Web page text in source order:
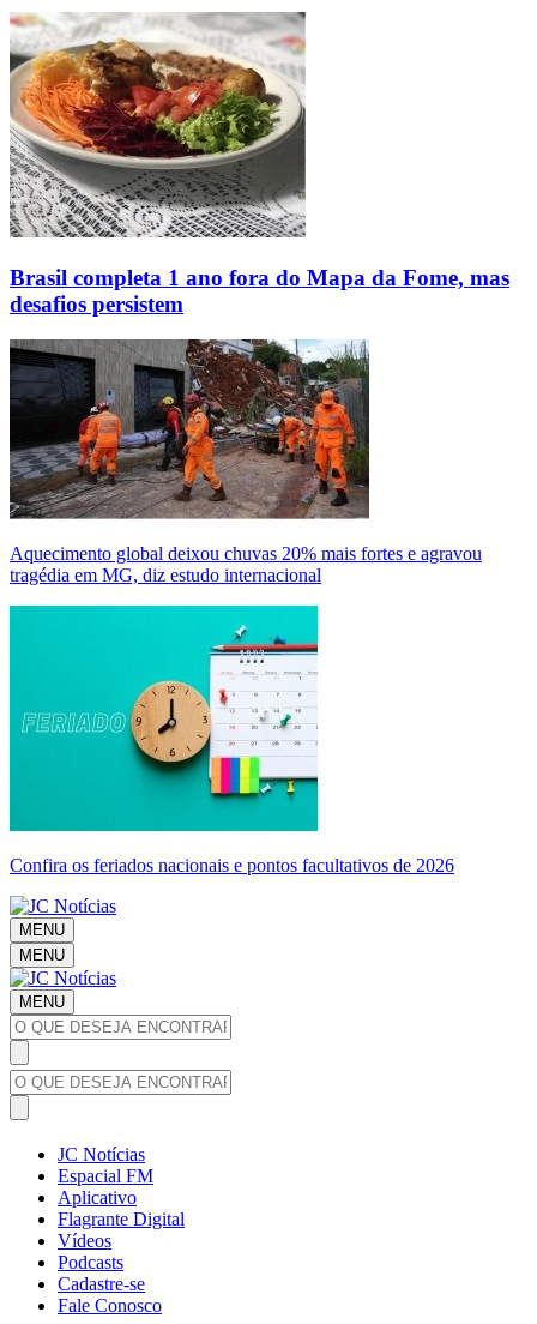
Brasil completa 1 ano fora do Mapa da Fome, mas
desafios persistem
Aquecimento global deixou chuvas 20% mais fortes e agravou
tragédia em MG, diz estudo internacional
Confira os feriados nacionais e pontos facultativos de 2026
MENU
MENU
MENU
JC Notícias
Espacial FM
Aplicativo
Flagrante Digital
Vídeos
Podcasts
Cadastre-se
Fale Conosco